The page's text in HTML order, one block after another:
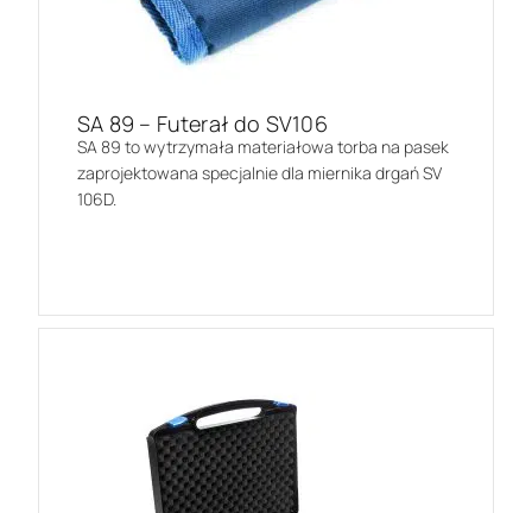
SA 89 – Futerał do SV106
SA 89 to wytrzymała materiałowa torba na pasek
zaprojektowana specjalnie dla miernika drgań SV
106D.